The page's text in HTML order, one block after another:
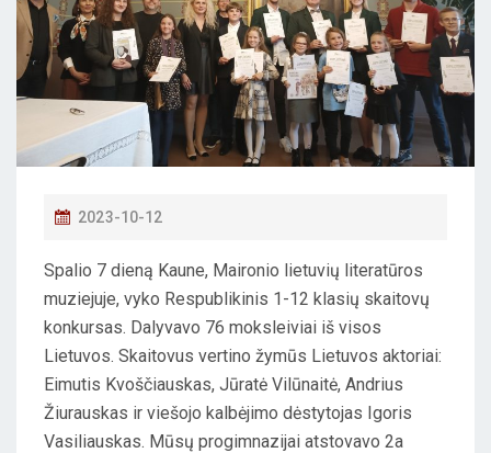
P
S
T
E
N
2023-10-12
Spalio 7 dieną Kaune, Maironio lietuvių literatūros
muziejuje, vyko Respublikinis 1-12 klasių skaitovų
konkursas. Dalyvavo 76 moksleiviai iš visos
Lietuvos. Skaitovus vertino žymūs Lietuvos aktoriai:
Eimutis Kvoščiauskas, Jūratė Vilūnaitė, Andrius
Žiurauskas ir viešojo kalbėjimo dėstytojas Igoris
Vasiliauskas. Mūsų progimnazijai atstovavo 2a